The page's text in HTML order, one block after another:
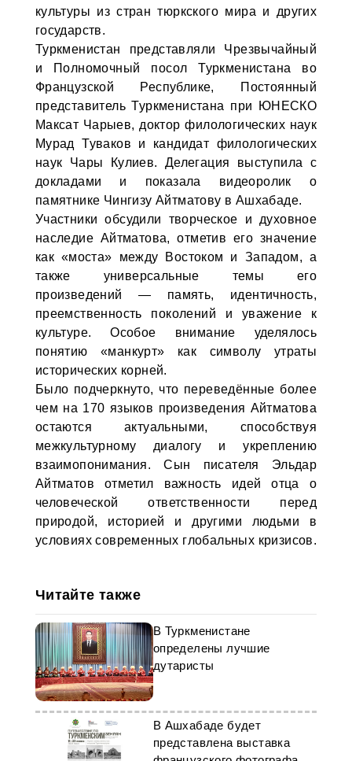
культуры из стран тюркского мира и других
государств.
Туркменистан представляли Чрезвычайный
и Полномочный посол Туркменистана во
Французской Республике, Постоянный
представитель Туркменистана при ЮНЕСКО
Максат Чарыев, доктор филологических наук
Мурад Туваков и кандидат филологических
наук Чары Кулиев. Делегация выступила с
докладами и показала видеоролик о
памятнике Чингизу Айтматову в Ашхабаде.
Участники обсудили творческое и духовное
наследие Айтматова, отметив его значение
как «моста» между Востоком и Западом, а
также универсальные темы его
произведений — память, идентичность,
преемственность поколений и уважение к
культуре. Особое внимание уделялось
понятию «манкурт» как символу утраты
исторических корней.
Было подчеркнуто, что переведённые более
чем на 170 языков произведения Айтматова
остаются актуальными, способствуя
межкультурному диалогу и укреплению
взаимопонимания. Сын писателя Эльдар
Айтматов отметил важность идей отца о
человеческой ответственности перед
природой, историей и другими людьми в
условиях современных глобальных кризисов.
Читайте также
В Туркменистане
определены лучшие
дутаристы
В Ашхабаде будет
представлена выставка